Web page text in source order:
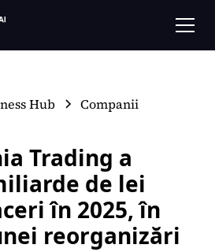
Hub Companii
Trading a
de lei
în 2025, în
reorganizări